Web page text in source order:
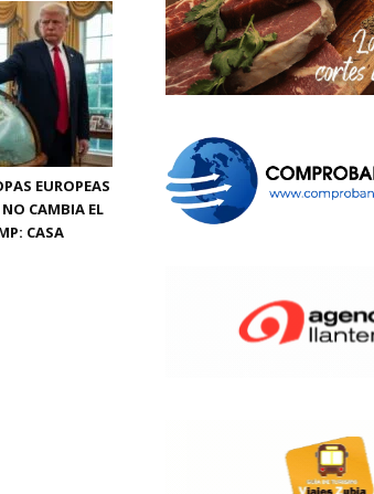
EUROPEAS
CAMBIA EL
CASA